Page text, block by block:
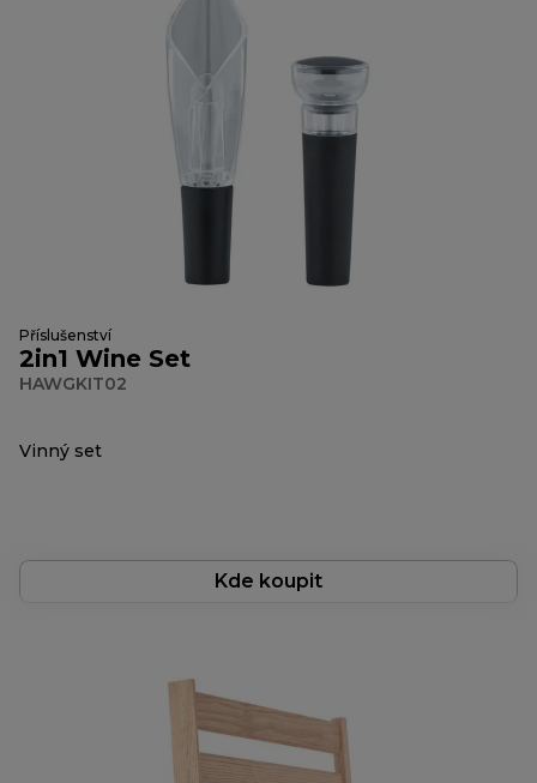
Příslušenství
2in1 Wine Set
HAWGKIT02
Vinný set
Kde koupit